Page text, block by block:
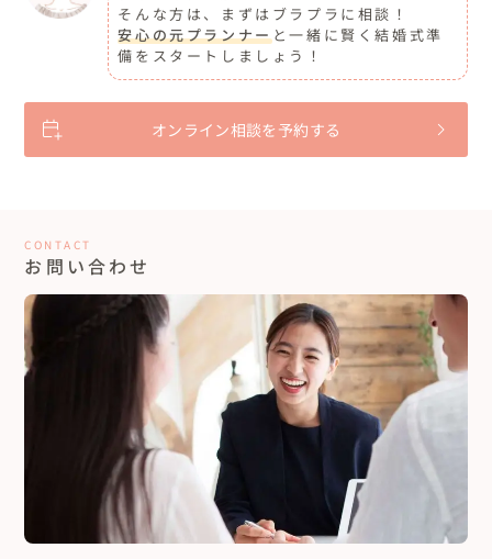
そんな方は、まずはブラプラに相談！
安心の元プランナーと一緒に賢く結婚式準
備をスタートしましょう！
オンライン相談を予約する
CONTACT
お問い合わせ